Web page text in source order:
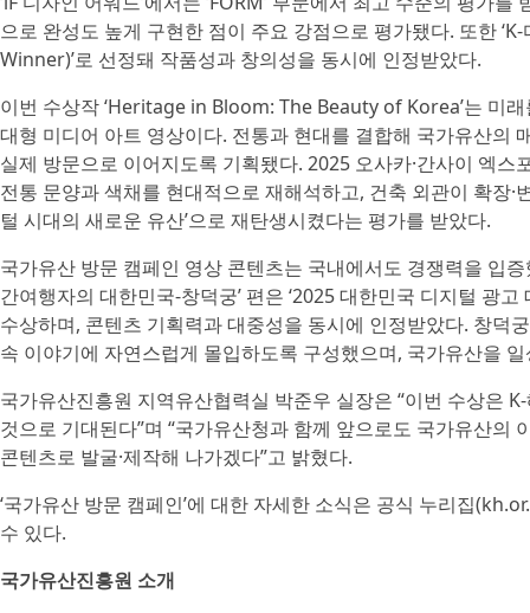
으로 완성도 높게 구현한 점이 주요 강점으로 평가됐다. 또한
Winner)’로 선정돼 작품성과 창의성을 동시에 인정받았다.
이번 수상작 ‘Heritage in Bloom: The Beauty of Korea’는 미
대형 미디어 아트 영상이다. 전통과 현대를 결합해 국가유산의
실제 방문으로 이어지도록 기획됐다. 2025 오사카·간사이 엑
전통 문양과 색채를 현대적으로 재해석하고, 건축 외관이 확장
털 시대의 새로운 유산’으로 재탄생시켰다는 평가를 받았다.
국가유산 방문 캠페인 영상 콘텐츠는 국내에서도 경쟁력을 입
간여행자의 대한민국-창덕궁’ 편은 ‘2025 대한민국 디지털 광
수상하며, 콘텐츠 기획력과 대중성을 동시에 인정받았다. 창덕
속 이야기에 자연스럽게 몰입하도록 구성했으며, 국가유산을
국가유산진흥원 지역유산협력실 박준우 실장은 “이번 수상은
것으로 기대된다”며 “국가유산청과 함께 앞으로도 국가유산
콘텐츠로 발굴·제작해 나가겠다”고 밝혔다.
‘국가유산 방문 캠페인’에 대한 자세한 소식은 공식 누리집
수 있다.
국가유산진흥원 소개